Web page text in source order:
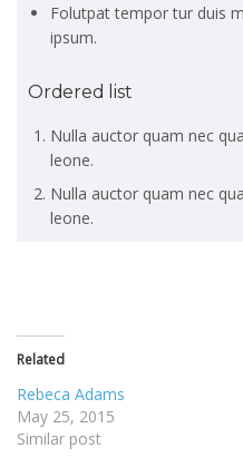
Folutpat tempor tur duis
ipsum.
Ordered list
Nulla auctor quam nec
leone.
Nulla auctor quam nec
leone.
Related
Rebeca Adams
May 25, 2015
Similar post